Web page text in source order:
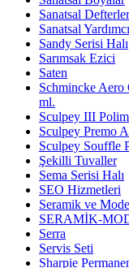
Sanatsal
Sanatsal
Sandy Serisi Halı
Sarımsak Ezici
Saten
Schmincke
ml.
Sculpey III
Sculpey Premo
Sculpey Souffle
Şekilli Tuvaller
Sema Serisi Halı
SEO Hizmetleri
Seramik ve
SERAMİK-
Serra
Servis Seti
Sharpie